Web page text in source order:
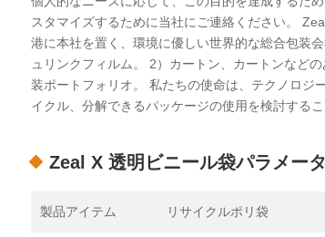
スタマイズするために当社にご連絡ください。
港に本社を置く、環境に優しい世界的な総合包装
ュリンクフィルム。 2）カートン、カートンなど
装ポートフォリオ。 私たちの使命は、テクノロジ
イクル、分解できるパッケージの使用を検討するこ
Zeal X 透明ビニール袋パラメータ
製品アイテム リサイクルポリ袋